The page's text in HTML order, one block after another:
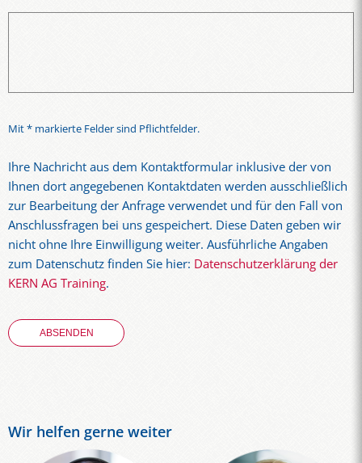
Mit * markierte Felder sind Pflichtfelder.
Ihre Nachricht aus dem Kontaktformular inklusive der von
Ihnen dort angegebenen Kontaktdaten werden ausschließlich
zur Bearbeitung der Anfrage verwendet und für den Fall von
Anschlussfragen bei uns gespeichert. Diese Daten geben wir
nicht ohne Ihre Einwilligung weiter. Ausführliche Angaben
zum Datenschutz finden Sie hier: Datenschutzerklärung der
KERN AG Training.
Wir helfen gerne weiter